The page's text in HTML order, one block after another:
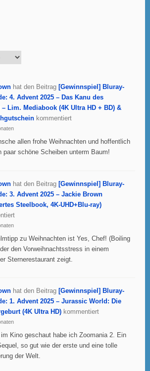
hat den Beitrag [Gewinnspiel] Bluray-
4. Advent 2025 – Das Kanu des
– Lim. Mediabook (4K Ultra HD + BD) &
kommentiert
allen frohe Weihnachten und hoffentlich
paar schöne Scheiben unterm Baum!
hat den Beitrag [Gewinnspiel] Bluray-
3. Advent 2025 – Jackie Brown
Steelbook, 4K-UHD+Blu-ray)
zu Weihnachten ist Yes, Chef! (Boiling
den Vorweihnachtsstress in einem
Sternerestaurant zeigt.
hat den Beitrag [Gewinnspiel] Bluray-
1. Advent 2025 – Jurassic World: Die
(4K Ultra HD) kommentiert
Kino geschaut habe ich Zoomania 2. Ein
so gut wie der erste und eine tolle
der Welt.